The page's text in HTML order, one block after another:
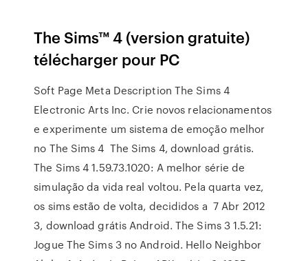
The Sims™ 4 (version gratuite)
télécharger pour PC
Soft Page Meta Description The Sims 4
Electronic Arts Inc. Crie novos relacionamentos
e experimente um sistema de emoção melhor
no The Sims 4 The Sims 4, download grátis.
The Sims 4 1.59.73.1020: A melhor série de
simulação da vida real voltou. Pela quarta vez,
os sims estão de volta, decididos a 7 Abr 2012
3, download grátis Android. The Sims 3 1.5.21:
Jogue The Sims 3 no Android. Hello Neighbor